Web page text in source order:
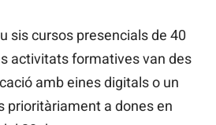
sis cursos presencials de 40
activitats formatives van des
amb eines digitals o un
prioritàriament a dones en